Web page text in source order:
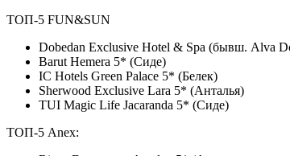
ТОП-5 FUN&SUN
Dobedan Exclusive Hotel & Spa (бывш. Alva
Barut Hemera 5* (Сиде)
IC Hotels Green Palace 5* (Белек)
Sherwood Exclusive Lara 5* (Анталья)
TUI Magic Life Jacaranda 5* (Сиде)
ТОП-5 Anex: